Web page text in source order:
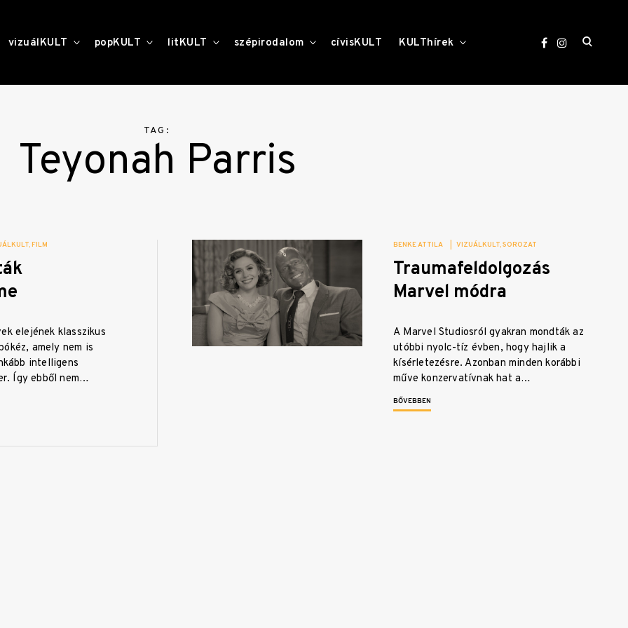
vizuálKULT toggle
child
popKULT toggle
child
litKULT toggle
child
szépirodalom toggle
childcívisKULT KULThírek
open
TAG:
Teyonah Parris
FILM
elejének klasszikus
amely nem is
intelligens
Így ebből nem…
BENKE ATTILA VIZUÁLKULT SOROZAT
Traumafeldolgozás
Marvel módra
A Marvel Studiosról gyakran mondták az
utóbbi nyolc-tíz évben, hogy hajlik a
kísérletezésre. Azonban minden korábbi
műve konzervatívnak hat a…
BŐVEBBEN